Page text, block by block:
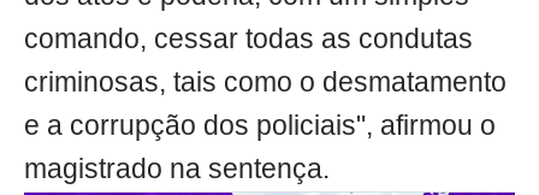
comando, cessar todas as condutas
criminosas, tais como o desmatamento
e a corrupção dos policiais", afirmou o
magistrado na sentença.